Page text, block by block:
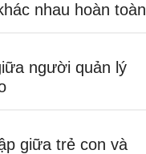
nhau hoàn toàn
người quản lý
giữa trẻ con và